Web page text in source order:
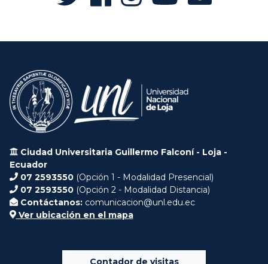
Ciudad Universitaria Guillermo Falconí - Loja -
Ecuador
07 2593550 (Opción 1 - Modalidad Presencial)
07 2593550 (Opción 2 - Modalidad Distancia)
Contáctanos: comunicacion@unl.edu.ec
Ver ubicación en el mapa
Contador de visitas